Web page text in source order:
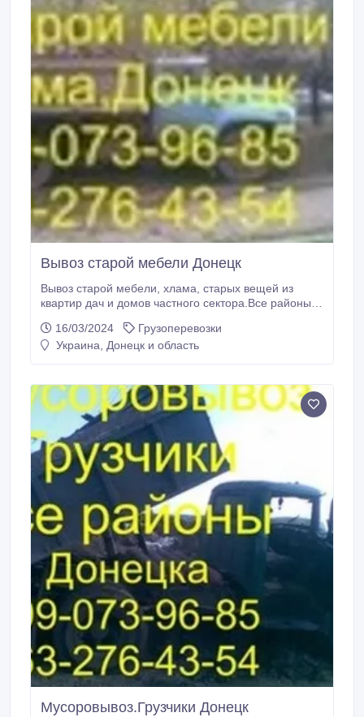
Вывоз старой мебели Донецк
Вывоз старой мебели, хлама, старых вещей из
квартир дач и домов частного сектора.Все районы
ГАЗЕЛЬ. Грузчики.Работаем без выходных, быстро,
аккуратно в удобное для Вас время. Звоните
16/03/2024
Грузоперевозки
Украина, Донецк и область
Мусоровывоз.Грузчики Донецк